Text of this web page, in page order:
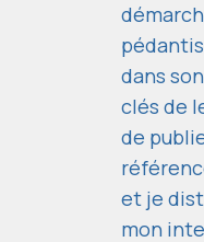
dans
clés de
de
et je
mon